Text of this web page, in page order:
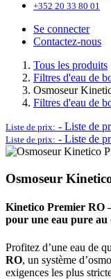
+352 20 33 80 01
Se connecter
Contactez-nous
Tous les produits
Filtres d'eau de
Osmoseur
Filtres d'eau de
Liste de prix: - Liste de
Liste de prix: - Liste de
Osmoseur
Kinetico Premier RO
pour une eau pure au
Profitez d’une eau de
RO, un système
exigences les plus